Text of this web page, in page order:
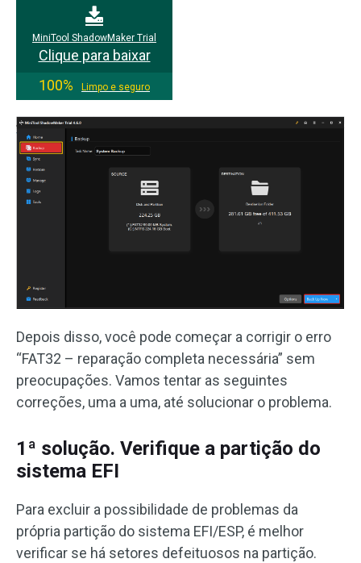
MiniTool ShadowMaker Trial
Clique para baixar
100%
Limpo e seguro
Depois disso, você pode começar a corrigir o erro
“FAT32 – reparação completa necessária” sem
preocupações. Vamos tentar as seguintes
correções, uma a uma, até solucionar o problema.
1ª solução. Verifique a partição do
sistema EFI
Para excluir a possibilidade de problemas da
própria partição do sistema EFI/ESP, é melhor
verificar se há setores defeituosos na partição.